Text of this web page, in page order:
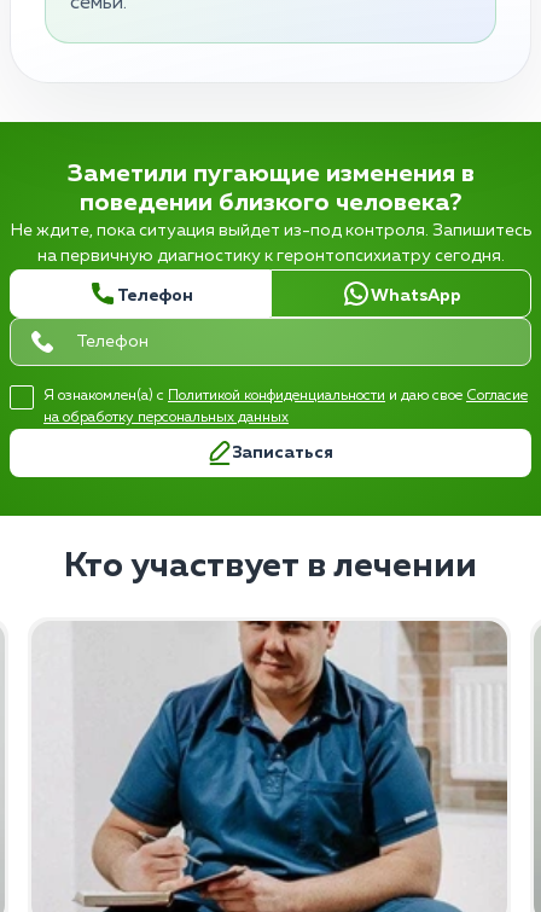
Заметили пугающие изменения в
поведении близкого человека?
Не ждите, пока ситуация выйдет из-под контроля. Запишитесь
на первичную диагностику к геронтопсихиатру сегодня.
Телефон WhatsApp
Я ознакомлен(а) с Политикой конфиденциальности и даю свое Согласие
на обработку персональных данных
Записаться
Кто участвует в лечении